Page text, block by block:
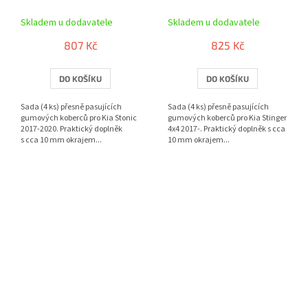
Skladem u dodavatele
807 Kč
DO KOŠÍKU
Sada (4 ks) přesně pasujících
gumových koberců pro Kia Stonic
2017-2020. Praktický doplněk
s cca 10 mm okrajem...
Skladem u dodavatele
825 Kč
DO KOŠÍKU
Sada (4 ks) přesně pasujících
gumových koberců pro Kia Stinger
4x4 2017-. Praktický doplněk s cca
10 mm okrajem...